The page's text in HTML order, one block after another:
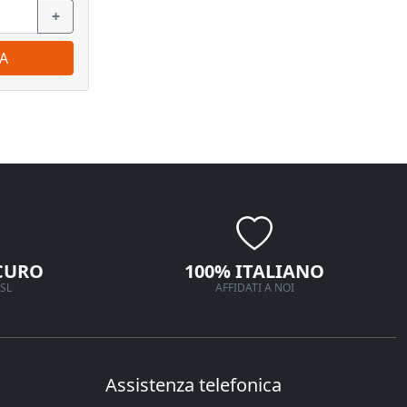
+
100% ITALIANO
AFFIDATI A NOI
Assistenza telefonica